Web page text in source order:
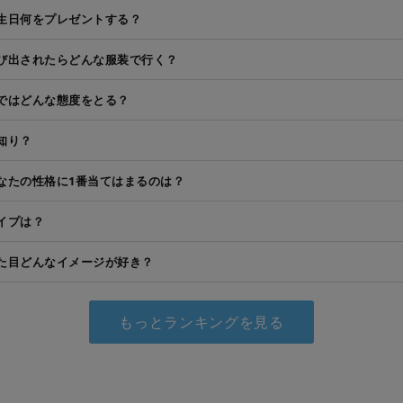
日何をプレゼントする？
出されたらどんな服装で行く？
はどんな態度をとる？
り？
たの性格に1番当てはまるのは？
プは？
目どんなイメージが好き？
もっとランキングを見る